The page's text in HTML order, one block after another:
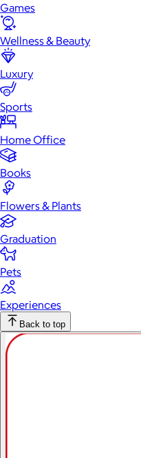
Games
Wellness & Beauty
Luxury
Sports
Home Office
Books
Flowers & Plants
Graduation
Pets
Experiences
Back to top